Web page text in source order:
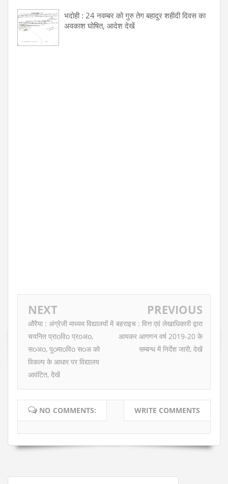
भदोही : 24 नवम्बर को गुरु तेग बहादुर शहीदी दिवस का
अवकाश घोषित, आदेश देखें
NEXT
औरैया : अंग्रेजी माध्यम विद्यालयों में
चयनित प्राoविo प्रoअo,
सoअo, पूoमाoविo सoअ को
विकल्प के आधार पर विद्यालय
आवंटित, देेखें
PREVIOUS
बहराइच : वित्त एवं लेखाधिकारी द्वारा
आयकर आगणन वर्ष 2019-20 के
सम्बन्ध में निर्देश जारी, देखें
NO COMMENTS: WRITE COMMENTS